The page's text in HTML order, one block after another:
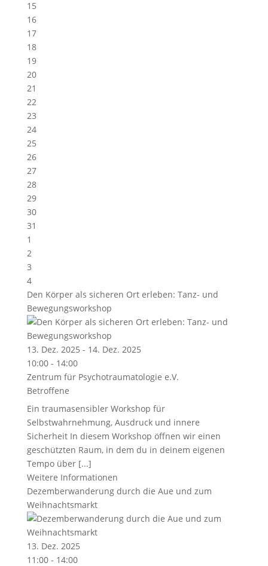
15
16
17
18
19
20
21
22
23
24
25
26
27
28
29
30
31
1
2
3
4
Den Körper als sicheren Ort erleben: Tanz- und
Bewegungsworkshop
13. Dez. 2025 - 14. Dez. 2025
10:00 - 14:00
Zentrum für Psychotraumatologie e.V.
Betroffene
Ein traumasensibler Workshop für
Selbstwahrnehmung, Ausdruck und innere
Sicherheit In diesem Workshop öffnen wir einen
geschützten Raum, in dem du in deinem eigenen
Tempo über [...]
Weitere Informationen
Dezemberwanderung durch die Aue und zum
Weihnachtsmarkt
13. Dez. 2025
11:00 - 14:00